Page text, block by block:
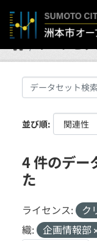
並び順
4 件のデー
た
ライセンス: ク
織:
企画情報部